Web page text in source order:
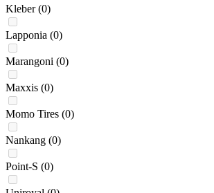
Kleber (0)
Lapponia (0)
Marangoni (0)
Maxxis (0)
Momo Tires (0)
Nankang (0)
Point-S (0)